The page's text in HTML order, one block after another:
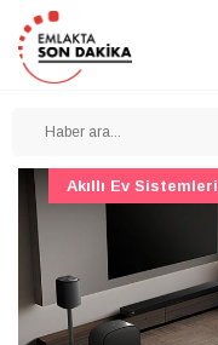
Akıllı Ev Sistemleri